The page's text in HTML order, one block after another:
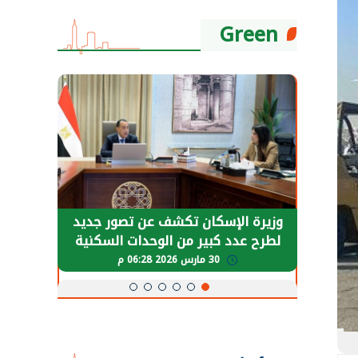
Green
وزيرة الإسكان تكشف عن تصور جديد
لطرح عدد كبير من الوحدات السكنية
بنظام الإيجار